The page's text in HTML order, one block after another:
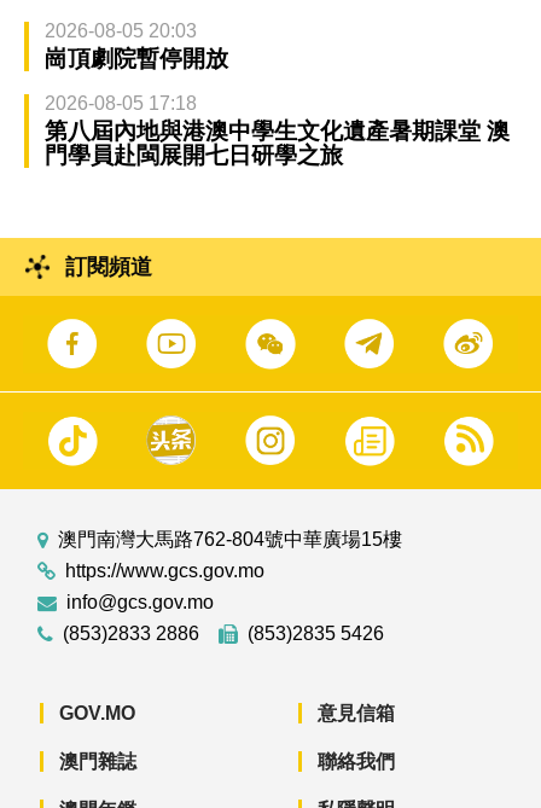
2026-08-05 20:03
崗頂劇院暫停開放
2026-08-05 17:18
第八屆內地與港澳中學生文化遺產暑期課堂 澳
門學員赴閩展開七日研學之旅
訂閱頻道
澳門南灣大馬路762-804號中華廣場15樓
https://www.gcs.gov.mo
info@gcs.gov.mo
(853)2833 2886
(853)2835 5426
GOV.MO
澳門雜誌
意見信箱
聯絡我們